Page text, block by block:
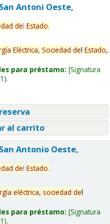
Antoni Oeste,
del Estado.
Eléctrica, Sociedad del Estado,
para préstamo: Signatura
al carrito
Antonio Oeste,
del Estado.
eléctrica, sociedad del
para préstamo: Signatura